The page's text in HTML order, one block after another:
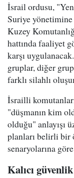
İsrail ordusu,
Suriye yönetimine
Kuzey
hattında faaliyet
karşı
gruplar, diğer
farklı silahlı
İsrailli
"düşmanın kim
olduğu" anlayışı
planları belirli bir
senaryolarına
Kalıcı